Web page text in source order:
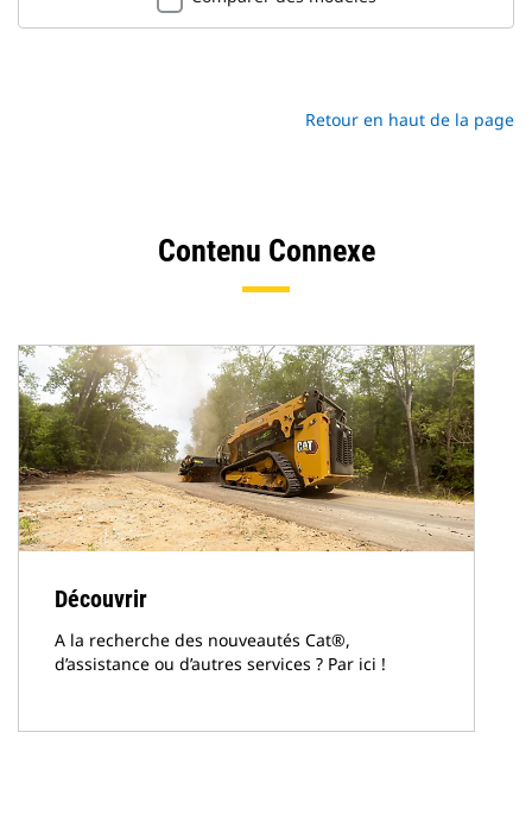
Retour en haut de la page
Contenu Connexe
Découvrir
A la recherche des nouveautés Cat®,
d’assistance ou d’autres services ? Par ici !